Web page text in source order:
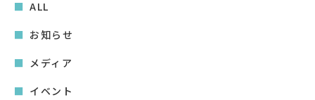
ジ
送
ALL
お知らせ
メディア
イベント